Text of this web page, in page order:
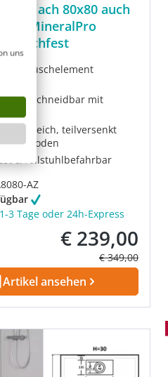
flach 80x80 auch
MineralPro
rutschfest
Duschelement
Zuschneidbar mit
teilversenkt
dem Boden
& rollstuhlbefahrbar
AZ
1-3 Tage oder 24h-Express
Verkaufspreis:
€ 239,00
Regulärer Preis:
€ 349,00
Artikel ansehen
uns